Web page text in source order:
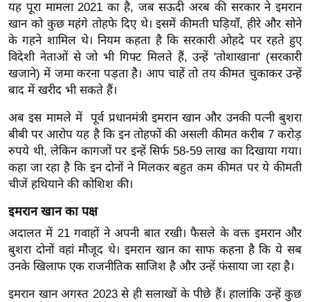
-
पे
प
र
मि
सा
ल
बे
मि
ल
श
ख्सि
त
यह पूरा मामला 2021 का है, जब सऊदी अरब की सरकार ने इमरान
खान को कुछ महंगे तोहफे दिए थे। इसमें कीमती घड़ियाँ, हीरे और सोने
के गहने शामिल थे। नियम कहता है कि सरकारी ओहदे पर रहते हुए
विदेशी नेताओं से जो भी गिफ्ट मिलते हैं, उन्हें 'तोशाखाना' (सरकारी
खजाने) में जमा करना पड़ता है। आप चाहें तो तय कीमत चुकाकर उन्हें
बाद में खरीद भी सकते हैं।
अब इस मामले में पूर्व प्रधानमंत्री इमरान खान और उनकी पत्नी बुशरा
बीबीपरआरोप यह है कि इन तोहफों की असली कीमत करीब 7 करोड़
रुपये थी, लेकिन कागजों पर इन्हें सिर्फ 58-59 लाख का दिखाया गया।
कहा जा रहा है कि इन दोनों ने मिलकर बहुत कम कीमत पर ये कीमती
चीजें हथियाने की कोशिश की।
इमरान खान का पक्ष
अदालत में 21 गवाहों ने अपनी बात रखी। फैसले के वक्त इमरान और
बुशरा दोनों वहां मौजूद थे। इमरान खान का साफ कहना है कि ये सब
उनके खिलाफ एक राजनीतिक साजिश है और उन्हें फंसाया जा रहा है।
इमरान खान अगस्त 2023 से ही सलाखों के पीछे हैं। हालांकि उन्हें कुछ